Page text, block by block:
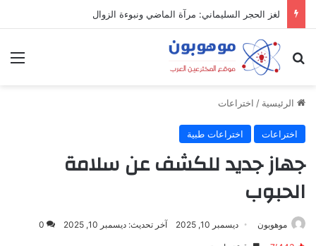
لغز الحجر السليماني: مرآة الماضي ونبوءة الزوال
بحث عن
الرئيسية / اختراعات
اختراعات اختراعات طبية
جهاز جديد للكشف عن سلامة
الحبوب
موهوبون ديسمبر 10, 2025 آخر تحديث: ديسمبر 10, 2025 0